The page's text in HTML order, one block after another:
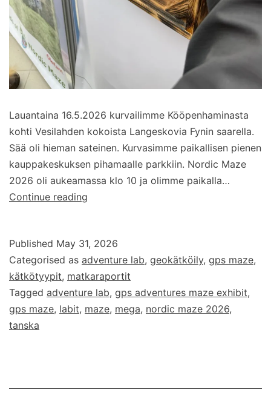
Lauantaina 16.5.2026 kurvailimme Kööpenhaminasta
kohti Vesilahden kokoista Langeskovia Fynin saarella.
Sää oli hieman sateinen. Kurvasimme paikallisen pienen
kauppakeskuksen pihamaalle parkkiin. Nordic Maze
2026 oli aukeamassa klo 10 ja olimme paikalla…
Continue reading
Published May 31, 2026
Categorised as adventure lab, geokätköily, gps maze,
kätkötyypit, matkaraportit
Tagged adventure lab, gps adventures maze exhibit,
gps maze, labit, maze, mega, nordic maze 2026,
tanska